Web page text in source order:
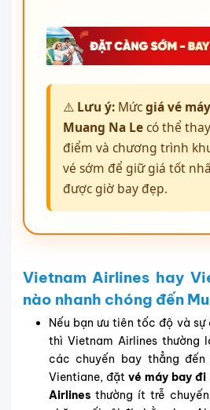
⚠️ Lưu ý:Mứcgiá vé
Muang Na Lecó thể
điểm và chương trình
vé sớm để giữ giá tốt
được giờ bay đẹp.
Vietnam Airlines hay
nào nhanh chóng đến
Nếu bạn ưu tiên tốc độ và
thì Vietnam Airlines thường
các chuyến bay thẳng đến
Vientiane, đặt vé máy bay đi
Airlines thường ít trễ